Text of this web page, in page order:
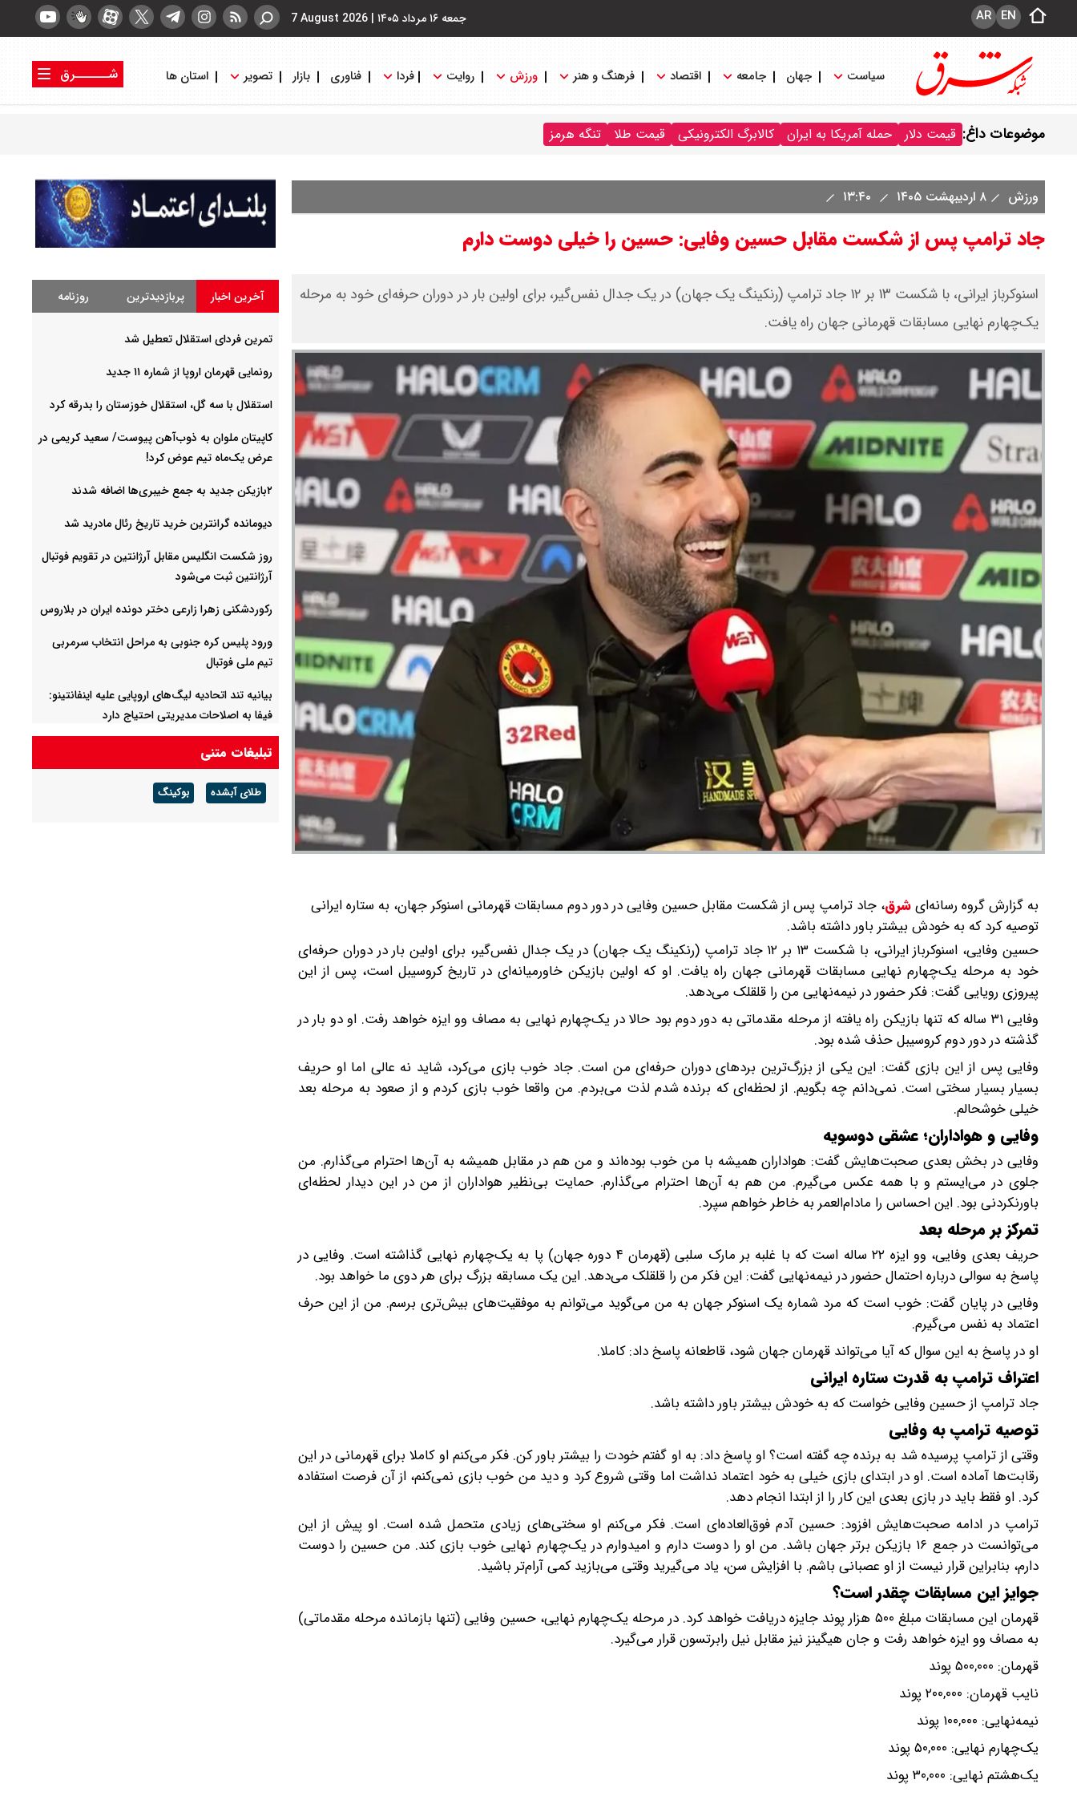
جمعه ۱۶ مرداد ۱۴۰۵ |
7 August 2026 EN
AR
سیاست جهان جامعه اقتصاد فرهنگ و هنر ورزش روایت فردا فناوری بازار تصویر استان ها
شــــــرق
موضوعات داغ: قیمت دلار حمله آمریکا به ایران کالابرگ الکترونیکی قیمت طلا تنگه هرمز
ورزش ۸ اردیبهشت ۱۴۰۵
جاد ترامپ پس از شکست مقابل حسین وفایی: حسین را خیلی دوست دارم
اسنوکرباز ایرانی، با شکست ۱۳ بر ۱۲ جاد ترامپ (رنکینگ یک جهان) در یک جدال نفس‌گیر، برای اولین بار در دوران حرفه‌ای خود به مرحله
یک‌چهارم نهایی مسابقات قهرمانی جهان راه یافت.
به گزارش گروه رسانه‌ایشرق، جاد ترامپ پس از شکست مقابل حسین وفایی در دور دوم مسابقات قهرمانی اسنوکر جهان، به ستاره ایرانی
توصیه کرد که به خودش بیشتر باور داشته باشد.
حسین وفایی، اسنوکرباز ایرانی، با شکست ۱۳ بر ۱۲ جاد ترامپ (رنکینگ یک جهان) در یک جدال نفس‌گیر، برای اولین بار در دوران حرفه‌ای
خود به مرحله یک‌چهارم نهایی مسابقات قهرمانی جهان راه یافت. او که اولین بازیکن خاورمیانه‌ای در تاریخ کروسیبل است، پس از این
پیروزی رویایی گفت: فکر حضور در نیمه‌نهایی من را قلقلک می‌دهد.
وفایی ۳۱ ساله که تنها بازیکن راه یافته از مرحله مقدماتی به دور دوم بود حالا در یک‌چهارم نهایی به مصاف وو ایزه خواهد رفت. او دو بار در
گذشته در دور دوم کروسیبل حذف شده بود.
وفایی پس از این بازی گفت: این یکی از بزرگ‌ترین بردهای دوران حرفه‌ای من است. جاد خوب بازی می‌کرد، شاید نه عالی اما او حریف
بسیار بسیار سختی است. نمی‌دانم چه بگویم. از لحظه‌ای که برنده شدم لذت می‌بردم. من واقعا خوب بازی کردم و از صعود به مرحله بعد
خیلی خوشحالم.
وفایی و هواداران؛ عشقی دوسویه
وفایی در بخش بعدی صحبت‌هایش گفت: هواداران همیشه با من خوب بوده‌اند و من هم در مقابل همیشه به آن‌ها احترام می‌گذارم. من
جلوی در می‌ایستم و با همه عکس می‌گیرم. من هم به آن‌ها احترام می‌گذارم. حمایت بی‌نظیر هواداران از من در این دیدار لحظه‌ای
باورنکردنی بود. این احساس را مادام‌العمر به خاطر خواهم سپرد.
تمرکز بر مرحله بعد
حریف بعدی وفایی، وو ایزه ۲۲ ساله است که با غلبه بر مارک سلبی (قهرمان ۴ دوره جهان) پا به یک‌چهارم نهایی گذاشته است. وفایی در
پاسخ به سوالی درباره احتمال حضور در نیمه‌نهایی گفت: این فکر من را قلقلک می‌دهد. این یک مسابقه بزرگ برای هر دوی ما خواهد بود.
وفایی در پایان گفت: خوب است که مرد شماره یک اسنوکر جهان به من می‌گوید می‌توانم به موفقیت‌های بیش‌تری برسم. من از این حرف
اعتماد به نفس می‌گیرم.
او در پاسخ به این سوال که آیا می‌تواند قهرمان جهان شود، قاطعانه پاسخ داد: کاملا.
اعتراف ترامپ به قدرت ستاره ایرانی
جاد ترامپ از حسین وفایی خواست که به خودش بیشتر باور داشته باشد.
توصیه ترامپ به وفایی
وقتی از ترامپ پرسیده شد به برنده چه گفته است؟ او پاسخ داد: به او گفتم خودت را بیشتر باور کن. فکر می‌کنم او کاملا برای قهرمانی در این
رقابت‌ها آماده است. او در ابتدای بازی خیلی به خود اعتماد نداشت اما وقتی شروع کرد و دید من خوب بازی نمی‌کنم، از آن فرصت استفاده
کرد. او فقط باید در بازی بعدی این کار را از ابتدا انجام دهد.
ترامپ در ادامه صحبت‌هایش افزود: حسین آدم فوق‌العاده‌ای است. فکر می‌کنم او سختی‌های زیادی متحمل شده است. او پیش از این
می‌توانست در جمع ۱۶ بازیکن برتر جهان باشد. من او را دوست دارم و امیدوارم در یک‌چهارم نهایی خوب بازی کند. من حسین را دوست
دارم، بنابراین قرار نیست از او عصبانی باشم. با افزایش سن، یاد می‌گیرید وقتی می‌بازید کمی آرام‌تر باشید.
جوایز این مسابقات چقدر است؟
قهرمان این مسابقات مبلغ ۵۰۰ هزار پوند جایزه دریافت خواهد کرد. در مرحله یک‌چهارم نهایی، حسین وفایی (تنها بازمانده مرحله مقدماتی)
به مصاف وو ایزه خواهد رفت و جان هیگینز نیز مقابل نیل رابرتسون قرار می‌گیرد.
قهرمان: ۵۰۰,۰۰۰ پوند
نایب قهرمان: ۲۰۰,۰۰۰ پوند
نیمه‌نهایی: ۱۰۰,۰۰۰ پوند
یک‌چهارم نهایی: ۵۰,۰۰۰ پوند
یک‌هشتم نهایی: ۳۰,۰۰۰ پوند
آخرین اخبار پربازدیدترین روزنامه
تمرین فردای استقلال تعطیل شد
رونمایی قهرمان اروپا از شماره ۱۱ جدید
استقلال با سه گل، استقلال خوزستان را بدرقه کرد
کاپیتان ملوان به ذوب‌آهن پیوست/ سعید کریمی در
عرض یک‌ماه تیم عوض کرد!
۲بازیکن جدید به جمع خیبری‌ها اضافه شدند
دیومانده گرانترین خرید تاریخ رئال مادرید شد
روز شکست انگلیس مقابل آرژانتین در تقویم فوتبال
آرژانتین ثبت می‌شود
رکوردشکنی زهرا زارعی دختر دونده ایران در بلاروس
ورود پلیس کره جنوبی به مراحل انتخاب سرمربی
تیم ملی فوتبال
بیانیه تند اتحادیه لیگ‌های اروپایی علیه اینفانتینو:
فیفا به اصلاحات مدیریتی احتیاج دارد
تبلیغات متنی
طلای آبشده بوکینگ